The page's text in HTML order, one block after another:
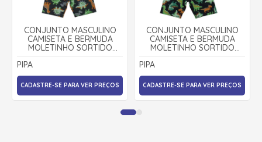
CONJUNTO MASCULINO
CAMISETA E BERMUDA
MOLETINHO SORTIDO
9002894 - PIPA
PIPA
CADASTRE-SE PARA VER PREÇOS
CONJUNTO MASCULINO
CAMISETA E BERMUDA
MOLETINHO SORTIDO
9002894 - PIPA
PIPA
CADASTRE-SE PARA VER PREÇOS